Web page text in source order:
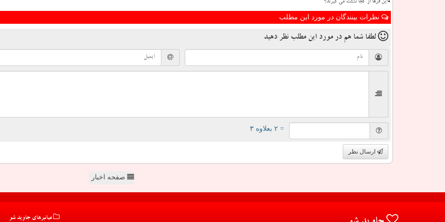
این فرها از کجا نشئت می گیرند؟
نظرات بینندگان در مورد این مطلب
لطفا شما هم در مورد این مطلب نظر دهید
= ۲ بعلاوه ۳
ارسال نظر
صفحه اخبار
میانبرهای جاوید شو